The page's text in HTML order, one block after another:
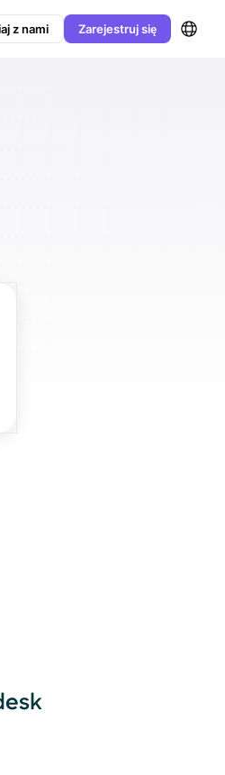
z nami Zarejestruj się